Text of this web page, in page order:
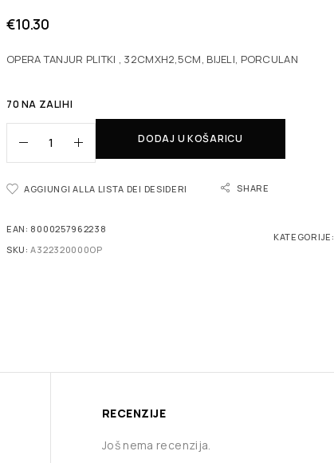
€10.30
OPERA TANJUR PLITKI , 32CMXH2,5CM, BIJELI, PORCULAN
70 NA ZALIHI
DODAJ U KOŠARICU
AGGIUNGI ALLA LISTA DEI DESIDERI SHARE
EAN: 8000257962238
SKU:A322320000OP
KATEGORIJE:
RECENZIJE
Još nema recenzija.